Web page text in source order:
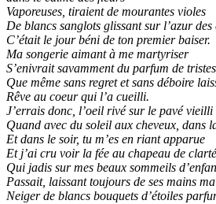
Vaporeuses, tiraient de mourantes violes
De blancs sanglots glissant sur l’azur des
C’était le jour béni de ton premier baiser.
Ma songerie aimant à me martyriser
S’enivrait savamment du parfum de
Que même sans regret et sans déboire
Rêve au coeur qui l’a cueilli.
J’errais donc, l’oeil rivé sur le pavé vieilli
Quand avec du soleil aux cheveux, dans
Et dans le soir, tu m’es en riant apparue
Et j’ai cru voir la fée au chapeau de clarté
Qui jadis sur mes beaux sommeils
Passait, laissant toujours de ses mains
Neiger de blancs bouquets d’étoiles